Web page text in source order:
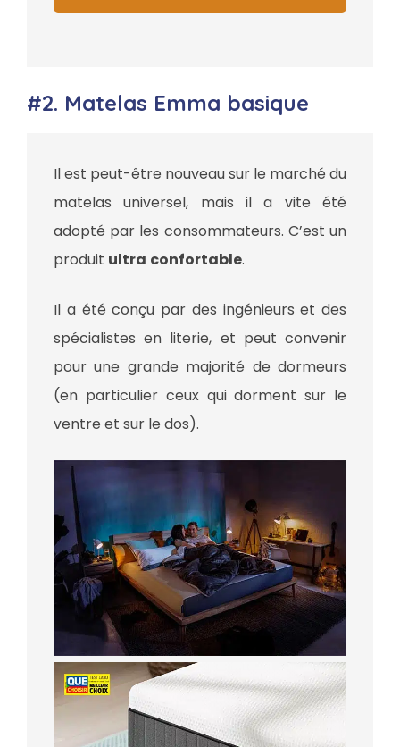
#2. Matelas Emma basique
Il est peut-être nouveau sur le marché du
matelas universel, mais il a vite été
adopté par les consommateurs. C’est un
produit ultra confortable.
Il a été conçu par des ingénieurs et des
spécialistes en literie, et peut convenir
pour une grande majorité de dormeurs
(en particulier ceux qui dorment sur le
ventre et sur le dos).